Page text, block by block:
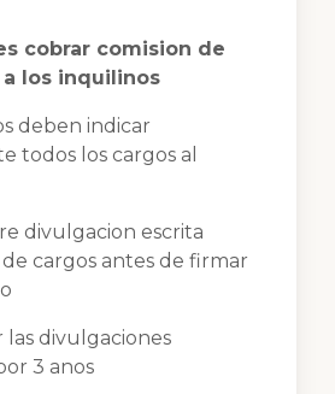
cobrar comision de
los inquilinos
deben indicar
todos los cargos al
divulgacion escrita
cargos antes de firmar
las divulgaciones
3 anos